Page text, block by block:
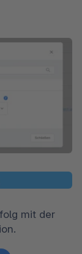
mit der